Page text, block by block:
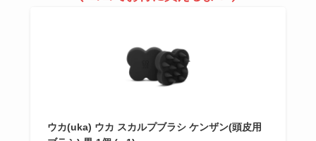
ウカ(uka) ウカ スカルプブラシ ケンザン(頭皮用